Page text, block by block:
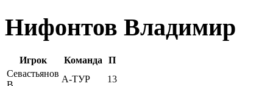
Нифонтов Владимир
Игрок Команда
П
Севастьянов
А-ТУР
13